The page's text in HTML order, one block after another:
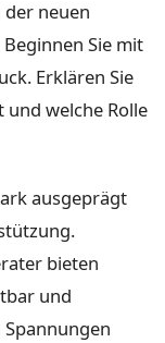
neuen
Sie mit
Erklären Sie
welche Rolle
ausgeprägt
bieten
und